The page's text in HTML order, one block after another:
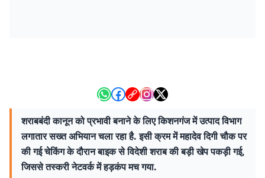
शराबबंदी कानून को प्रभावी बनाने के लिए किशनगंज में उत्पाद विभाग
लगातार सख्त अभियान चला रहा है. इसी क्रम में महादेव दिगी चौक पर
की गई चेकिंग के दौरान बाइक से विदेशी शराब की बड़ी खेप पकड़ी गई,
जिससे तस्करी नेटवर्क में हड़कंप मच गया.